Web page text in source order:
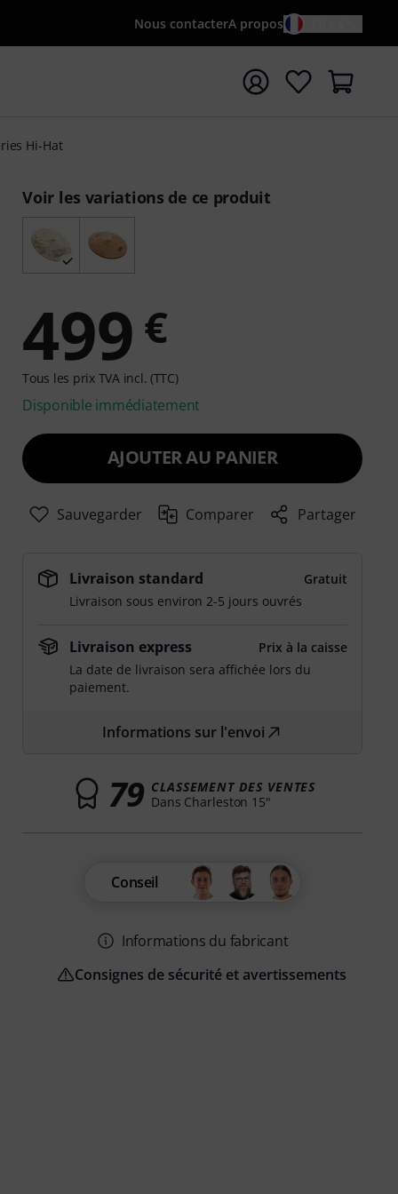
Nous contacterA propos
la recherche avec le terme de recherche
Hi-Hat
Voir les variations de ce produit
499 €
Tous les prix TVA incl. (TTC)
Disponible immédiatement
AJOUTER AU PANIER
Sauvegarder Comparer Partager
Livraison standard
Gratuit
Livraison sous environ 2-5 jours ouvrés
Livraison express
Prix à la caisse
La date de livraison sera affichée lors du
paiement.
Informations sur l'envoi
79 CLASSEMENT DES VENTES
Dans Charleston 15"
Conseil
Informations du fabricant
Consignes de sécurité et avertissements